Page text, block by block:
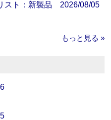
スト：新製品 2026/08/05
もっと見る »